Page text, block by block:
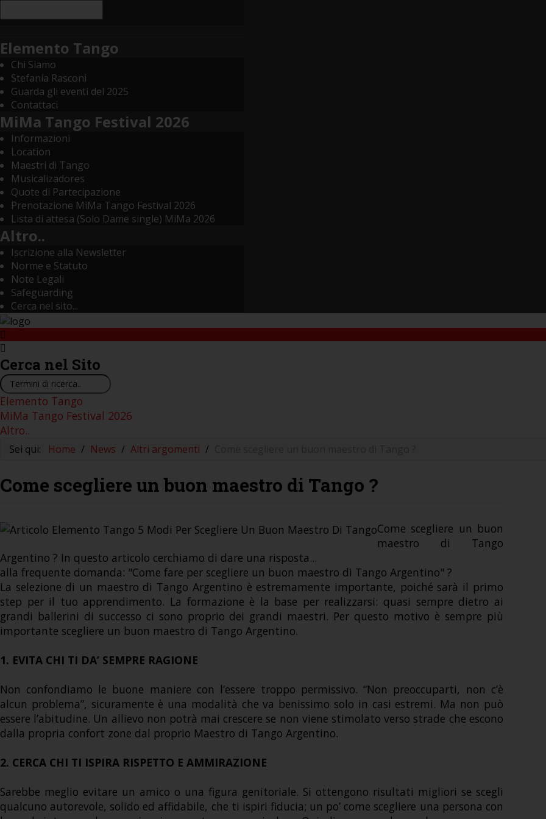
Elemento Tango
Chi Siamo
Stefania Rasconi
Guarda gli eventi del 2025
Contattaci
MiMa Tango Festival 2026
Informazioni
Location
Maestri di Tango
Musicalizadores
Quote di Partecipazione
Prenotazione MiMa Tango Festival 2026
Lista di attesa (Solo Dame single) MiMa 2026
Altro..
Iscrizione alla Newsletter
Norme e Statuto
Note Legali
Safeguarding
Cerca nel sito...
Cerca nel Sito
Cerca...
Elemento Tango
MiMa Tango Festival 2026
Altro..
Sei qui: Home / News / Altri argomenti /
Come scegliere un buon maestro di Tango ?
Come scegliere un buon
maestro di Tango
Argentino ? In questo articolo cerchiamo di dare una risposta...
alla frequente domanda: "Come fare per scegliere un buon maestro di Tango Argentino" ?
La selezione di un maestro di Tango Argentino è estremamente importante, poiché sarà il primo
step per il tuo apprendimento. La formazione è la base per realizzarsi: quasi sempre dietro ai
grandi ballerini di successo ci sono proprio dei grandi maestri. Per questo motivo è sempre più
importante scegliere un buon maestro di Tango Argentino.
1. EVITA CHI TI DA’ SEMPRE RAGIONE
Non confondiamo le buone maniere con l’essere troppo permissivo. “Non preoccuparti, non c’è
alcun problema”, sicuramente è una modalità che va benissimo solo in casi estremi. Ma non può
essere l’abitudine. Un allievo non potrà mai crescere se non viene stimolato verso strade che escono
dalla propria confort zone dal proprio Maestro di Tango Argentino.
2. CERCA CHI TI ISPIRA RISPETTO E AMMIRAZIONE
Sarebbe meglio evitare un amico o una figura genitoriale. Si ottengono risultati migliori se scegli
qualcuno autorevole, solido ed affidabile, che ti ispiri fiducia; un po’ come scegliere una persona con